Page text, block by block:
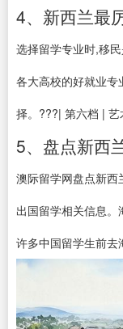
4、新西兰最
选择留学专业时,移
各大高校的好就业
择。???| 第六档 |
5、盘点新西
澳际留学网盘点新西
出国留学相关信息
许多中国留学生前去